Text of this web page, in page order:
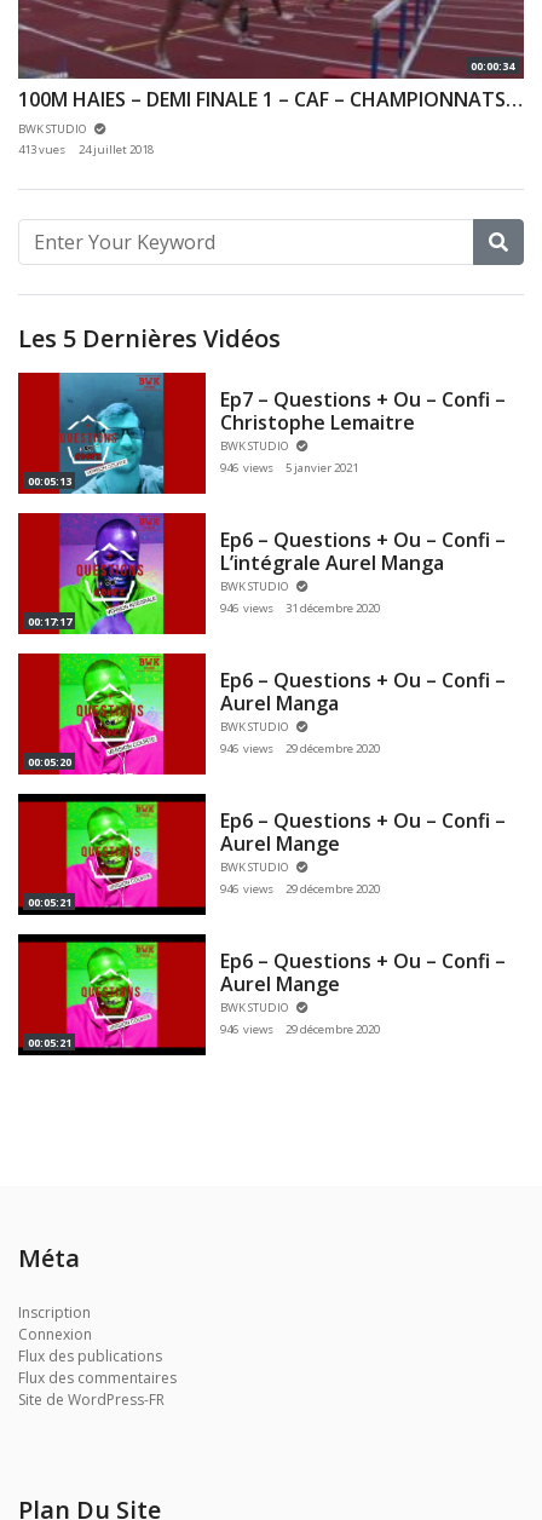
00:00:34
100M HAIES – DEMI FINALE 1 – CAF – CHAMPIONNATS DE FRANCE JEUNES CA JU – 21/07/2018 – BONDOUFLE
BWK STUDIO
413 vues
24 juillet 2018
Les 5 Dernières Vidéos
00:05:13
Ep7 – Questions + Ou – Confi –
Christophe Lemaitre
BWK STUDIO
946 views
5 janvier 2021
00:17:17
Ep6 – Questions + Ou – Confi –
L’intégrale Aurel Manga
BWK STUDIO
946 views
31 décembre 2020
00:05:20
Ep6 – Questions + Ou – Confi –
Aurel Manga
BWK STUDIO
946 views
29 décembre 2020
00:05:21
Ep6 – Questions + Ou – Confi –
Aurel Mange
BWK STUDIO
946 views
29 décembre 2020
00:05:21
Ep6 – Questions + Ou – Confi –
Aurel Mange
BWK STUDIO
946 views
29 décembre 2020
Méta
Inscription
Connexion
Flux des publications
Flux des commentaires
Site de WordPress-FR
Plan Du Site